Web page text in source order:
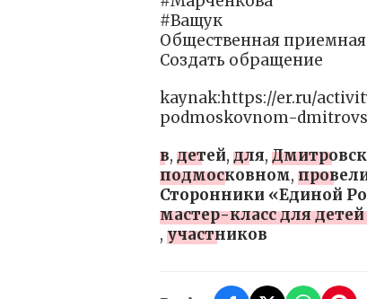
#Ващук
Общественная приемная
Создать обращение
kaynak:https://er.ru/
podmoskovnom-
в, детей, для,
подмосковном,
Сторонники «Единой
мастер-класс для
, участников